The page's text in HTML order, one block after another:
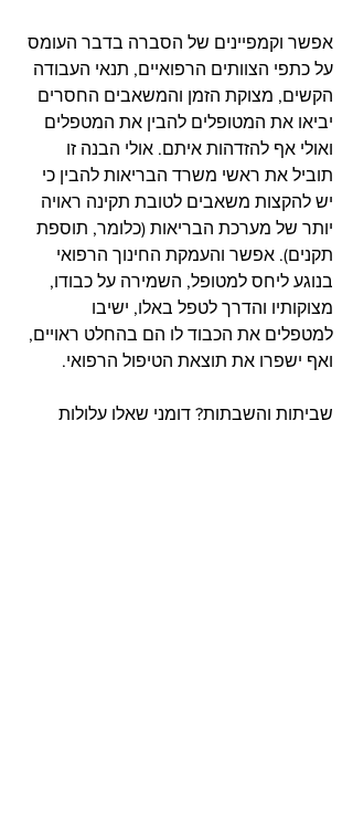
אפשר וקמפיינים של הסברה בדבר העומס
על כתפי הצוותים הרפואיים, תנאי העבודה
הקשים, מצוקת הזמן והמשאבים החסרים
יביאו את המטופלים להבין את המטפלים
ואולי אף להזדהות איתם. אולי הבנה זו
תוביל את ראשי משרד הבריאות להבין כי
יש להקצות משאבים לטובת תקינה ראויה
יותר של מערכת הבריאות (כלומר, תוספת
תקנים). אפשר והעמקת החינוך הרפואי
בנוגע ליחס למטופל, השמירה על כבודו,
מצוקותיו והדרך לטפל באלו, ישיבו
למטפלים את הכבוד לו הם בהחלט ראויים,
ואף ישפרו את תוצאת הטיפול הרפואי.
שביתות והשבתות? דומני שאלו עלולות